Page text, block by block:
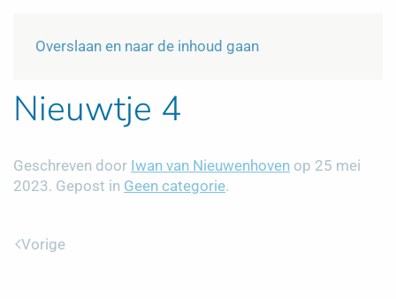
Overslaan en naar de inhoud gaan
Nieuwtje 4
Geschreven door Iwan van Nieuwenhoven op 25 mei
2023. Gepost in Geen categorie.
Vorige
NL